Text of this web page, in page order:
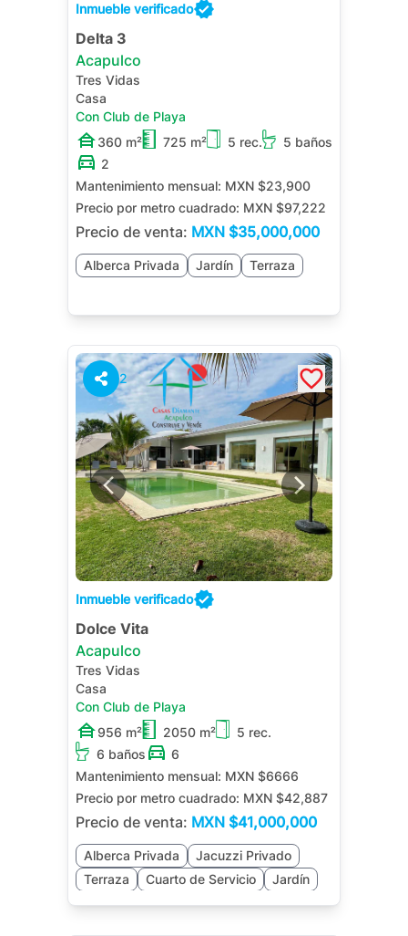
Inmueble verificado
Delta 3
Acapulco
Tres Vidas
Casa
Con Club de Playa
360 m²
725 m² 5 rec.
5 baños
2
Mantenimiento mensual: MXN $23,900
Precio por metro cuadrado: MXN $97,222
Precio de venta: MXN $35,000,000
Alberca Privada Jardín Terraza
2
Inmueble verificado
Dolce Vita
Acapulco
Tres Vidas
Casa
Con Club de Playa
956 m²
2050 m²
5 rec.
6 baños
6
Mantenimiento mensual: MXN $6666
Precio por metro cuadrado: MXN $42,887
Precio de venta: MXN $41,000,000
Alberca Privada
Jacuzzi Privado
Terraza
Cuarto de Servicio
Jardín
Sala de TV
Asador